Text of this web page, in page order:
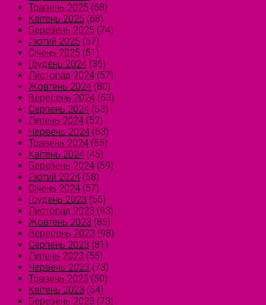
Травень 2025 (68)
Квітень 2025 (68)
Березень 2025 (74)
Лютий 2025 (67)
Січень 2025 (51)
Грудень 2024 (35)
Листопад 2024 (57)
Жовтень 2024 (80)
Вересень 2024 (53)
Серпень 2024 (53)
Липень 2024 (52)
Червень 2024 (63)
Травень 2024 (55)
Квітень 2024 (45)
Березень 2024 (59)
Лютий 2024 (58)
Січень 2024 (57)
Грудень 2023 (55)
Листопад 2023 (93)
Жовтень 2023 (85)
Вересень 2023 (98)
Серпень 2023 (81)
Липень 2023 (55)
Червень 2023 (73)
Травень 2023 (50)
Квітень 2023 (54)
Березень 2023 (73)